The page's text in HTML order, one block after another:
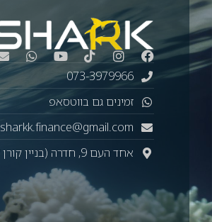
073-3979966
זמינים גם בווטסאפ
sharkk.finance@gmail.com
אחד העם 9, חדרה (בניין קורן 2)